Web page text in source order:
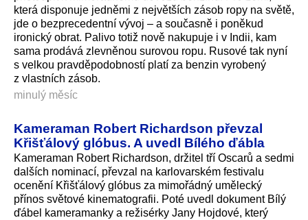
která disponuje jedněmi z největších zásob ropy na světě,
jde o bezprecedentní vývoj – a současně i poněkud
ironický obrat. Palivo totiž nově nakupuje i v Indii, kam
sama prodává zlevněnou surovou ropu. Rusové tak nyní
s velkou pravděpodobností platí za benzin vyrobený
z vlastních zásob.
minulý měsíc
Kameraman Robert Richardson převzal
Křišťálový glóbus. A uvedl Bílého ďábla
Kameraman Robert Richardson, držitel tří Oscarů a sedmi
dalších nominací, převzal na karlovarském festivalu
ocenění Křišťálový glóbus za mimořádný umělecký
přínos světové kinematografii. Poté uvedl dokument Bílý
ďábel kameramanky a režisérky Jany Hojdové, který